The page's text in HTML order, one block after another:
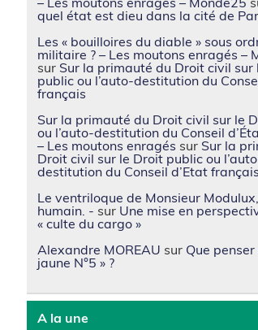
quel état est dieu dans la cité de
Les « bouilloires du diable » sous
militaire ? – Les moutons enragés –
sur Sur la primauté du Droit civil sur
public ou l’auto-destitution du
français
Sur la primauté du Droit civil sur le
ou l’auto-destitution du Conseil
– Les moutons enragés sur Sur la
Droit civil sur le Droit public ou
destitution du Conseil d’Etat français
Le ventriloque de Monsieur
humain. - sur Une mise en
« culte du cargo »
Alexandre MOREAU sur Que
jaune N°5 » ?
A la une